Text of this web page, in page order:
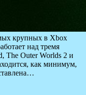
крупных в Xbox
над тремя
The Outer Worlds 2 и
как минимум,